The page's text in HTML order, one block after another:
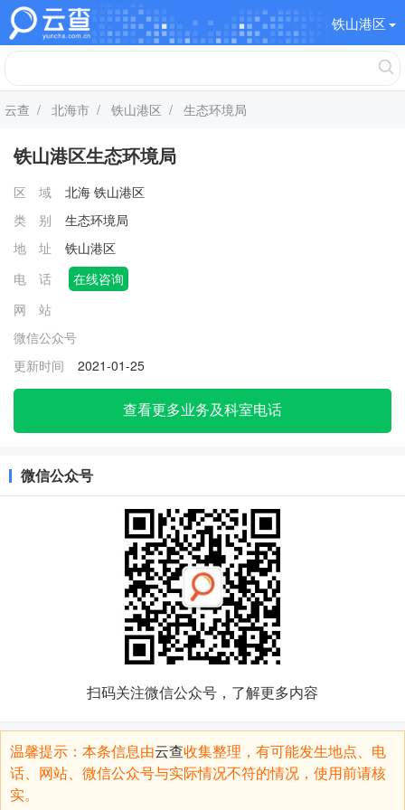
铁山港区
云查 / 北海市 / 铁山港区 / 生态环境局
铁山港区生态环境局
区 域 北海 铁山港区
类 别
生态环境局
地 址
铁山港区
电 话
在线咨询
网 站
微信公众号
更新时间
2021-01-25
查看更多业务及科室电话
微信公众号
扫码关注微信公众号，了解更多内容
温馨提示：本条信息由云查收集整理，有可能发生地点、电
话、网站、微信公众号与实际情况不符的情况，使用前请核
实。